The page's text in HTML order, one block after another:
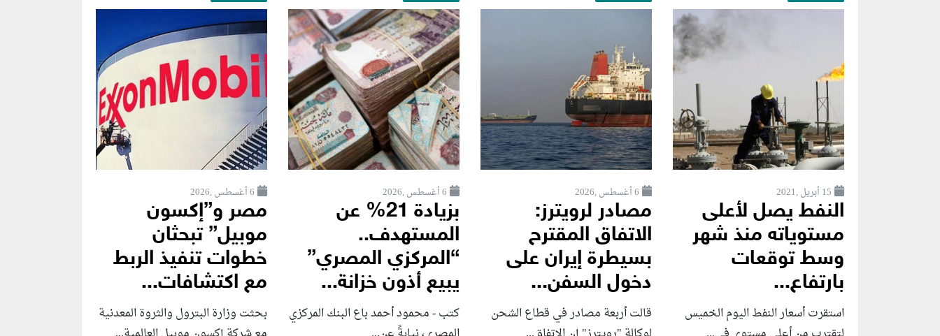
15 أبريل ,2021
النفط يصل لأعلى
مستوياته منذ شهر
وسط توقعات
بارتفاع...
استقرت أسعار النفط اليوم الخميس
6 أغسطس ,2026
مصادر لرويترز:
الاتفاق المقترح
بسيطرة إيران على
دخول السفن...
قالت أربعة مصادر في قطاع الشحن
6 أغسطس ,2026
بزيادة 21% عن
المستهدف..
“المركزي المصري”
يبيع أذون خزانة...
كتب - محمود أحمد باع البنك المركزي
6 أغسطس ,2026
مصر و”إكسون
موبيل” تبحثان
خطوات تنفيذ الربط
مع اكتشافات...
بحثت وزارة البترول والثروة المعدنية